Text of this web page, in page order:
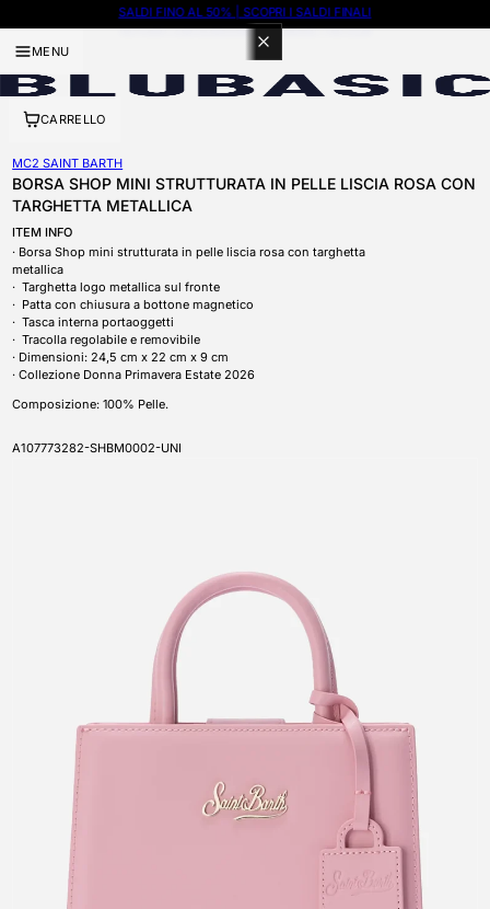
100 PUNTI CON ISCRIZIONE A BLUBASIC THE CLUB
MENU
CARRELLO
MC2 SAINT BARTH
BORSA SHOP MINI STRUTTURATA IN PELLE LISCIA ROSA CON
TARGHETTA METALLICA
ITEM INFO
Borsa Shop mini strutturata in pelle liscia rosa con targhetta
metallica
Targhetta logo metallica sul fronte
Patta con chiusura a bottone magnetico
Tasca interna portaoggetti
Tracolla regolabile e removibile
Dimensioni: 24,5 cm x 22 cm x 9 cm
Collezione Donna Primavera Estate 2026
Composizione: 100% Pelle.
SKU
A107773282-SHBM0002-UNI